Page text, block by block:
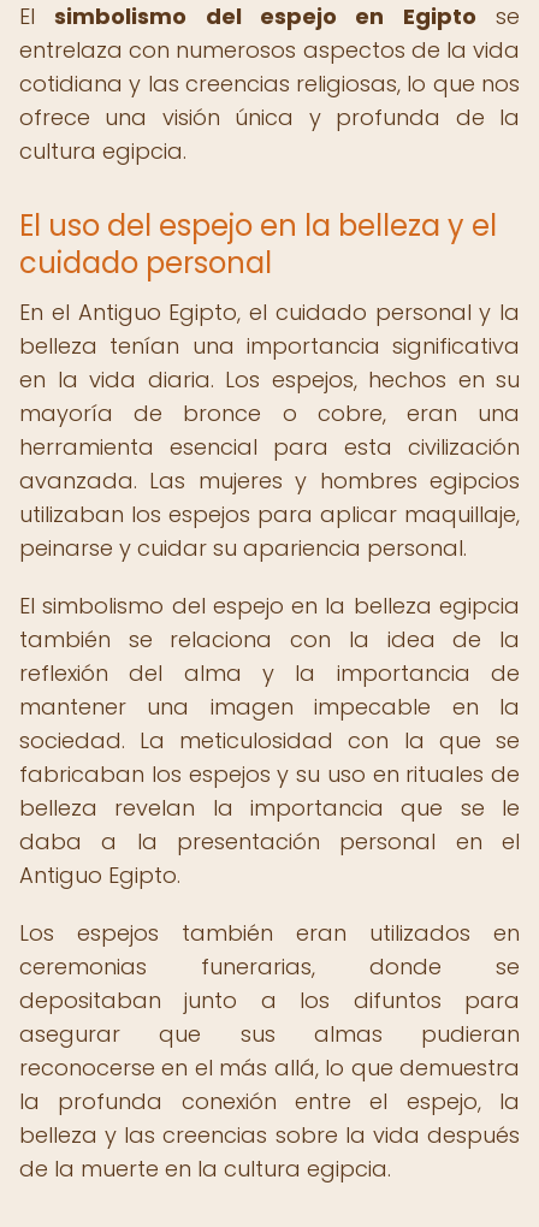
Elsimbolismo del espejo en Egipto se
entrelaza con numerosos aspectos de la vida
cotidiana y las creencias religiosas, lo que nos
ofrece una visión única y profunda de la
cultura egipcia.
El uso del espejo en la belleza y el
cuidado personal
En el Antiguo Egipto, el cuidado personal y la
belleza tenían una importancia significativa
en la vida diaria. Los espejos, hechos en su
mayoría de bronce o cobre, eran una
herramienta esencial para esta civilización
avanzada. Las mujeres y hombres egipcios
utilizaban los espejos para aplicar maquillaje,
peinarse y cuidar su apariencia personal.
El simbolismo del espejo en la belleza egipcia
también se relaciona con la idea de la
reflexión del alma y la importancia de
mantener una imagen impecable en la
sociedad. La meticulosidad con la que se
fabricaban los espejos y su uso en rituales de
belleza revelan la importancia que se le
daba a la presentación personal en el
Antiguo Egipto.
Los espejos también eran utilizados en
ceremonias funerarias, donde se
depositaban junto a los difuntos para
asegurar que sus almas pudieran
reconocerse en el más allá, lo que demuestra
la profunda conexión entre el espejo, la
belleza y las creencias sobre la vida después
de la muerte en la cultura egipcia.